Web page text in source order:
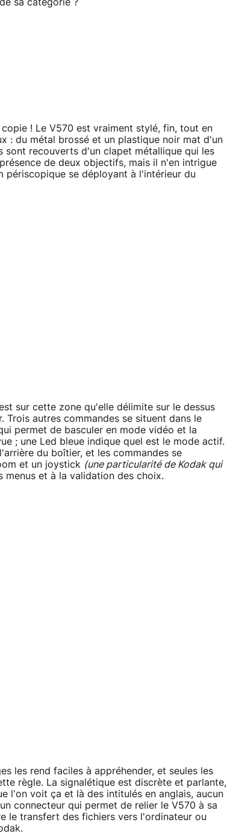
sa catégorie ?
! Le V570 est vraiment stylé, fin, tout en
: du métal brossé et un plastique noir mat d'un
sont recouverts d'un clapet métallique qui les
de deux objectifs, mais il n'en intrigue
périscopique se déployant à l'intérieur du
sur cette zone qu'elle délimite sur le dessus
autres commandes se situent dans le
permet de basculer en mode vidéo et la
; une Led bleue indique quel est le mode actif.
du boîtier, et les commandes se
et un joystick (une particularité de Kodak qui
menus et à la validation des choix.
les rend faciles à appréhender, et seules les
règle. La signalétique est discrète et parlante,
l'on voit ça et là des intitulés en anglais, aucun
connecteur qui permet de relier le V570 à sa
le transfert des fichiers vers l'ordinateur ou